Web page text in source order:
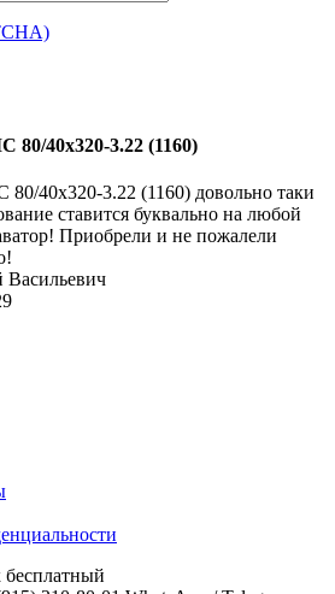
80/40х320-3.22 (1160)
40х320-3.22 (1160) довольно таки
ставится буквально на любой
Приобрели и не пожалели
бесплатный